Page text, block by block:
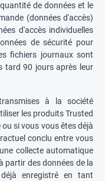
de données et le
(données d'accès)
d'accès individuelles
de sécurité pour
fichiers journaux sont
tard 90 jours après leur
à la société
les produits Trusted
si vous vous êtes déjà
conclu entre vous
collecte automatique
partir des données de la
enregistré en tant